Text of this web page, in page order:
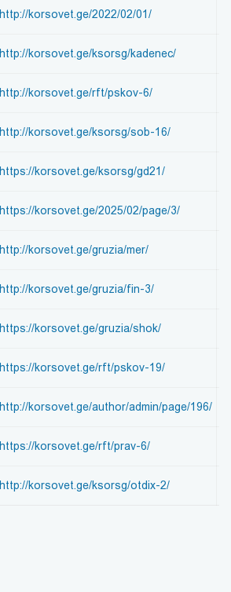
http://korsovet.ge/2022/02/01/
http://korsovet.ge/ksorsg/kadenec/
http://korsovet.ge/rft/pskov-6/
http://korsovet.ge/ksorsg/sob-16/
https://korsovet.ge/ksorsg/gd21/
https://korsovet.ge/2025/02/page/3/
http://korsovet.ge/gruzia/mer/
http://korsovet.ge/gruzia/fin-3/
https://korsovet.ge/gruzia/shok/
https://korsovet.ge/rft/pskov-19/
http://korsovet.ge/author/admin/page/196/
https://korsovet.ge/rft/prav-6/
http://korsovet.ge/ksorsg/otdix-2/